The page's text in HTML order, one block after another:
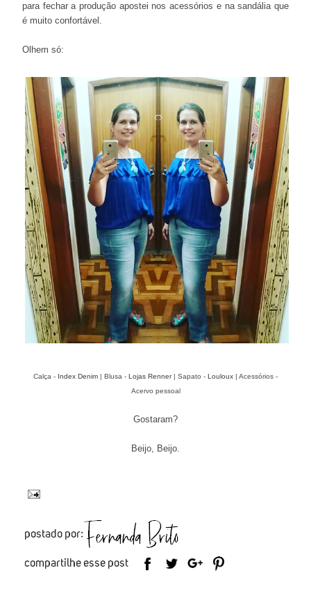
para fechar a produção apostei nos acessórios e na sandália que
é muito confortável.
Olhem só:
Calça - Index Denim | Blusa - Lojas Renner| Sapato - Louloux | Acessórios -
Acervo pessoal
Gostaram?
Beijo, Beijo.